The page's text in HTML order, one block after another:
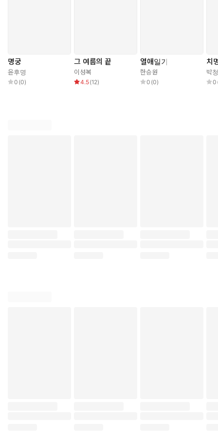
명궁
윤후명
0 (0)
그 여름의 끝
이성복
4.5(12)
열애일기
한승원
0 (0)
치
박
0